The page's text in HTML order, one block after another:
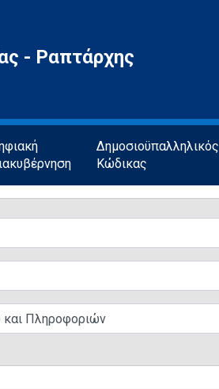
- Ραπτάρχης
Δημοσιοϋπαλληλικός
Κώδικας